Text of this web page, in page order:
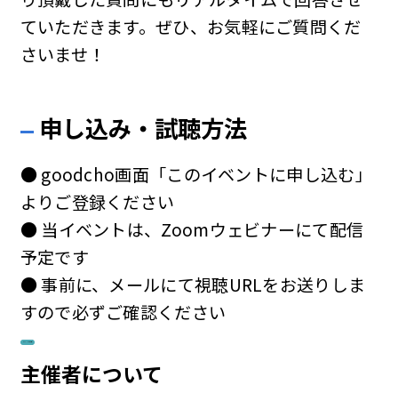
ていただきます。ぜひ、お気軽にご質問くだ
さいませ！
申し込み・試聴方法
● goodcho画面「このイベントに申し込む」
よりご登録ください
● 当イベントは、Zoomウェビナーにて配信
予定です
● 事前に、メールにて視聴URLをお送りしま
すので必ずご確認ください
主催者について